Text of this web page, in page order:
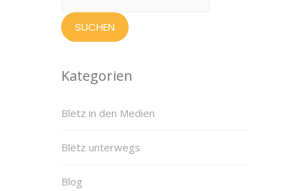
Kategorien
Blëtz in den Medien
Blëtz unterwegs
Blog